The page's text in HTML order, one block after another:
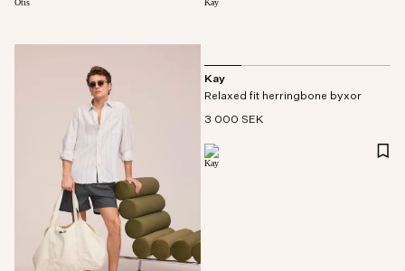
Kay
Relaxed fit herringbone byxor
3 000 SEK